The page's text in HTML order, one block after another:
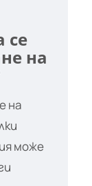
се
на
на
може